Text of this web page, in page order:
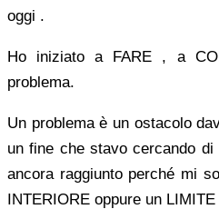
oggi .
Ho iniziato a FARE , a
problema.
Un problema è un ostacolo
un fine che stavo cercando
ancora raggiunto perché mi
INTERIORE oppure un